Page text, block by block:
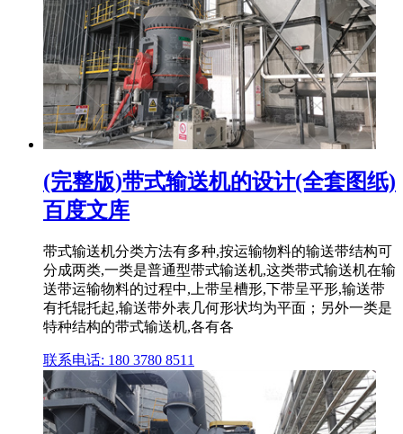
(完整版)带式输送机的设计(全套图纸)
百度文库
带式输送机分类方法有多种,按运输物料的输送带结构可
分成两类,一类是普通型带式输送机,这类带式输送机在输
送带运输物料的过程中,上带呈槽形,下带呈平形,输送带
有托辊托起,输送带外表几何形状均为平面；另外一类是
特种结构的带式输送机,各有各
联系电话: 180 3780 8511